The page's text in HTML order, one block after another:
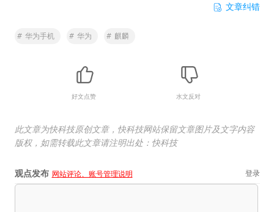
文章纠错
# 华为手机 # 华为 # 麒麟
好文点赞 水文反对
此文章为快科技原创文章，快科技网站保留文章图片及文字内容
版权，如需转载此文章请注明出处：快科技
观点发布 网站评论、账号管理说明 登录